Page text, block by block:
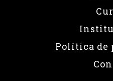
Política de